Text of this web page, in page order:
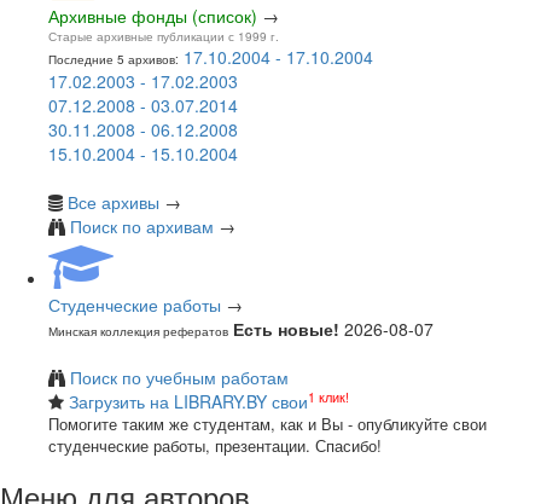
Архивные фонды (список) →
Старые архивные публикации с 1999 г.
Последние 5 архивов: 17.10.2004 - 17.10.2004
17.02.2003 - 17.02.2003
07.12.2008 - 03.07.2014
30.11.2008 - 06.12.2008
15.10.2004 - 15.10.2004
Все архивы →
Поиск по архивам →
Студенческие работы →
Минская коллекция рефератов Есть новые! 2026-08-07
Поиск по учебным работам
Загрузить на LIBRARY.BY свои1 клик!
Помогите таким же студентам, как и Вы - опубликуйте свои
студенческие работы, презентации. Спасибо!